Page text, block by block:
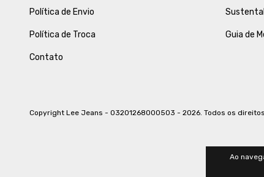
Ao
Política de Envio
Política de Troca
Contato
Guia de
Copyright Lee Jeans - 03201268000503 - 2026. Todos os